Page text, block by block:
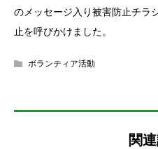
のメッセージ入り被害防止チラ
止を呼びかけました。
ボランティア活動
関